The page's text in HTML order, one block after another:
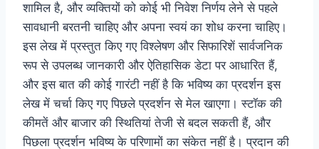
शामिल है, और व्यक्तियों को कोई भी निवेश निर्णय लेने से पहले
सावधानी बरतनी चाहिए और अपना स्वयं का शोध करना चाहिए।
इस लेख में प्रस्तुत किए गए विश्लेषण और सिफारिशें सार्वजनिक
रूप से उपलब्ध जानकारी और ऐतिहासिक डेटा पर आधारित हैं,
और इस बात की कोई गारंटी नहीं है कि भविष्य का प्रदर्शन इस
लेख में चर्चा किए गए पिछले प्रदर्शन से मेल खाएगा। स्टॉक की
कीमतें और बाजार की स्थितियां तेजी से बदल सकती हैं, और
पिछला प्रदर्शन भविष्य के परिणामों का संकेत नहीं है। प्रदान की